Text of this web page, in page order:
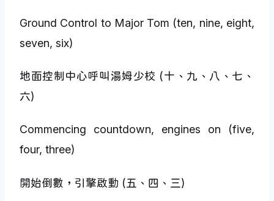
Ground Control to Major Tom (ten, nine, eight,
seven, six)
地面控制中心呼叫湯姆少校 (十、九、八、七、
六)
Commencing countdown, engines on (five,
four, three)
開始倒數，引擎啟動 (五、四、三)